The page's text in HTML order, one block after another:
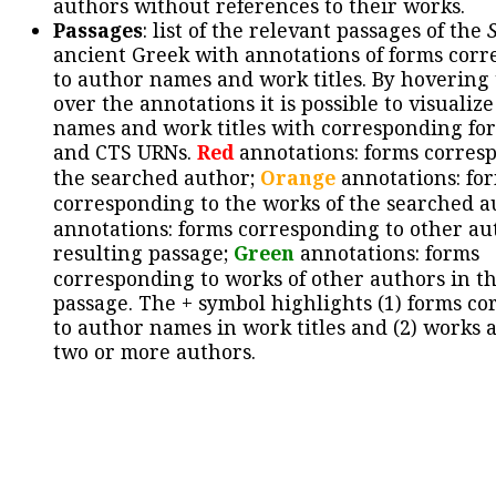
authors without references to their works.
Passages: list of the relevant passages of the
ancient Greek with annotations of forms
to author names and work titles. By hovering
over the annotations it is possible to
names and work titles with corresponding
and CTS URNs. Redannotations: forms
the searched author; Orange annotations:
corresponding to the works of the searched
annotations: forms corresponding to other
resulting passage; Green annotations: forms
corresponding to works of other authors in
passage. The + symbol highlights (1) forms
to author names in work titles and (2) works
two or more authors.